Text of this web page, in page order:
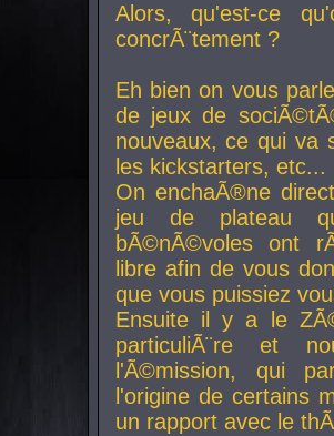
Alors, qu'est-ce
concrÃ¨tement ?
Eh bien on vous
de jeux de
nouveaux, ce qui va
les kickstarters, etc...
On enchaÃ®ne
jeu de plateau
bÃ©nÃ©voles ont
libre afin de vous
que vous puissiez
Ensuite il y a le
particuliÃ¨re et
l'Ã©mission, qui
l'origine de certains
un rapport avec le